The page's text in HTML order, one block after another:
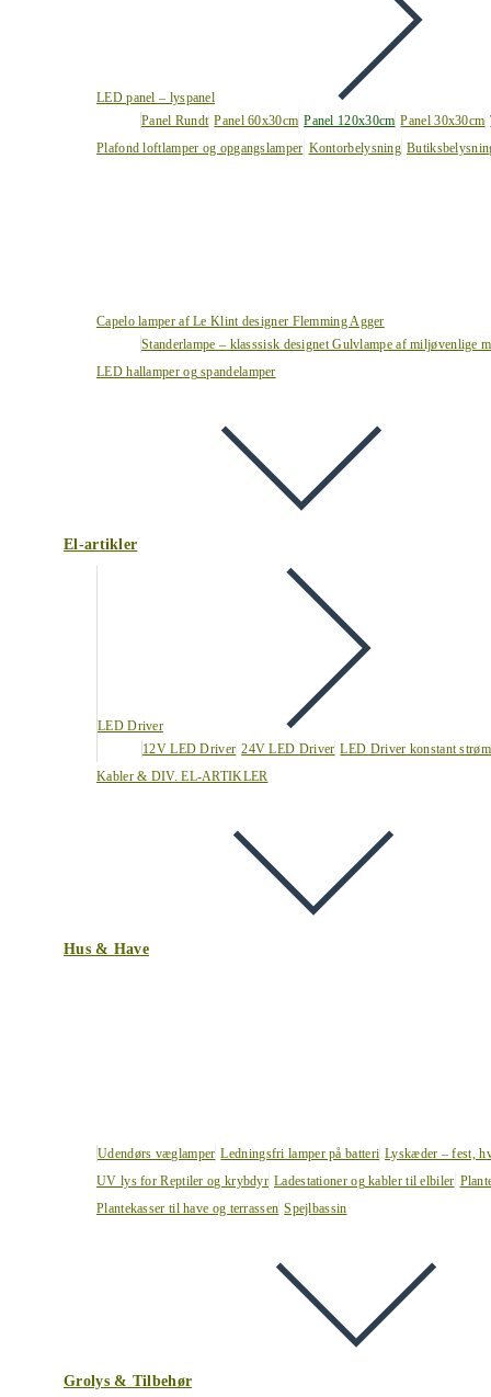
LED panel – lyspanel
Panel Rundt Panel 60x30cm Panel 120x30cm Panel 30x30cm
Plafond loftlamper og opgangslamper Kontorbelysning
Capelo lamper af Le Klint designer Flemming Agger
Standerlampe – klasssisk designet Gulvlampe af miljøvenlige
LED hallamper og spandelamper
El-artikler
LED Driver
12V LED Driver 24V LED Driver LED Driver konstant strøm
Kabler & DIV. EL-ARTIKLER
Hus & Have
Udendørs væglamper Ledningsfri lamper på batteri Lyskæder – fest,
UV lys for Reptiler og krybdyr Ladestationer og kabler til elbiler
Plantekasser til have og terrassen Spejlbassin
Grolys & Tilbehør